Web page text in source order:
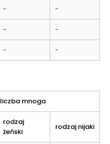
- -
- -
- -
liczba mnoga
rodzaj
żeński
rodzaj nijaki